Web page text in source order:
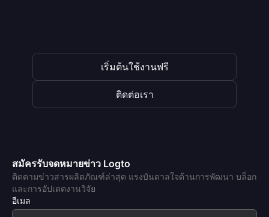
เริ่มต้นใช้งานฟรี
ติดต่อเรา
สมัครรับจดหมายข่าว Logto
ติดตามข่าวสารผลิตภัณฑ์ล่าสุด แรงบันดาลใจด้านการพัฒนา บล็อก
และการอัปเดตงานวิจัย
อีเมล